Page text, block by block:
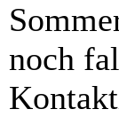
noch